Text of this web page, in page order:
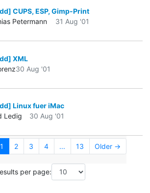
CUPS, ESP, Gimp-Print
Petermann
31 Aug '01
XML
30 Aug '01
Linux fuer iMac
Ledig
30 Aug '01
1 2 3 4 ... 13 Older →
per page: